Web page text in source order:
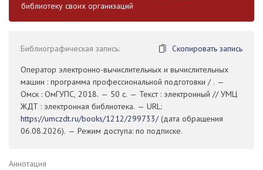
библиотеку своих организаций
Библиографическая запись:
Скопировать запись
Оператор электронно-вычислительных и вычислительных
машин : программа профессиональной подготовки / . —
Омск : ОмГУПС, 2018. — 50 с. — Текст : электронный // УМЦ
ЖДТ : электронная библиотека. — URL:
https://umczdt.ru/books/1212/299733/(дата обращения
06.08.2026). — Режим доступа: по подписке.
Аннотация